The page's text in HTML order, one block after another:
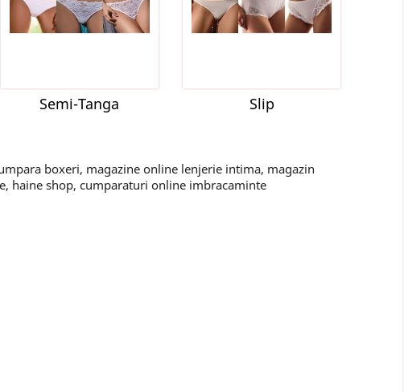
Semi-Tanga Slip
boxeri, magazine online lenjerie intima, magazin
haine shop, cumparaturi online imbracaminte